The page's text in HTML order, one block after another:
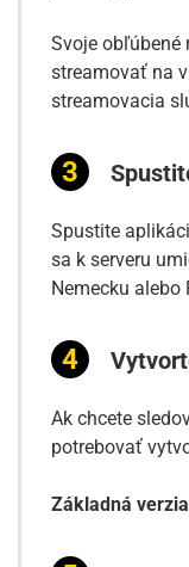
Svoje obľúbené
streamovať na
streamovacia
Spustite
sa k serveru
Nemecku alebo
Ak chcete
potrebovať
Základná